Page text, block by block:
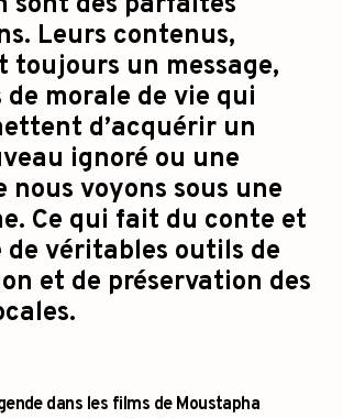
Leurs contenus,
toujours un message,
de morale de vie qui
d’acquérir un
ignoré ou une
nous voyons sous une
Ce qui fait du conte et
de véritables outils de
et de préservation des
dans les films de Moustapha